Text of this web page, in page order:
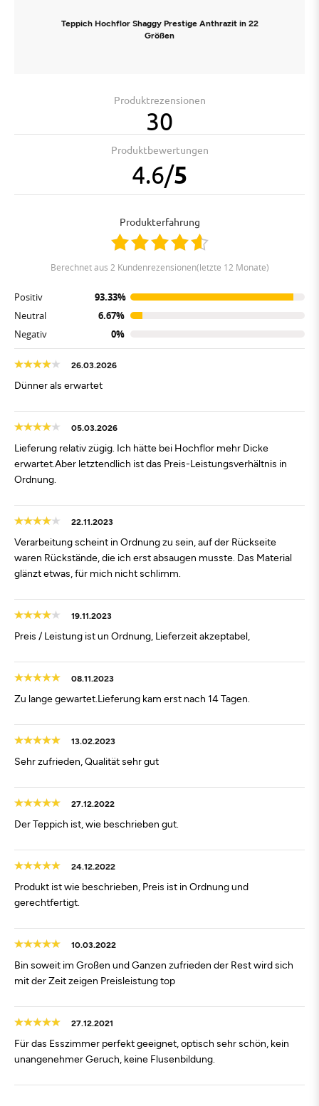
Teppich Hochflor Shaggy Prestige Anthrazit in 22
Größen
Produktrezensionen
30
Produktbewertungen
4.6/5
Produkterfahrung
berechnet aus 2 Kundenrezensionen(letzte 12 Monate)
Positiv
93.33%
Neutral
6.67%
Negativ
0%
26.03.2026
Dünner als erwartet
05.03.2026
Lieferung relativ zügig. Ich hätte bei Hochflor mehr Dicke
erwartet.Aber letztendlich ist das Preis-Leistungsverhältnis in
Ordnung.
22.11.2023
Verarbeitung scheint in Ordnung zu sein, auf der Rückseite
waren Rückstände, die ich erst absaugen musste. Das Material
glänzt etwas, für mich nicht schlimm.
19.11.2023
Preis / Leistung ist un Ordnung, Lieferzeit akzeptabel,
08.11.2023
Zu lange gewartet.Lieferung kam erst nach 14 Tagen.
13.02.2023
Sehr zufrieden, Qualität sehr gut
27.12.2022
Der Teppich ist, wie beschrieben gut.
24.12.2022
Produkt ist wie beschrieben, Preis ist in Ordnung und
gerechtfertigt.
10.03.2022
Bin soweit im Großen und Ganzen zufrieden der Rest wird sich
mit der Zeit zeigen Preisleistung top
27.12.2021
Für das Esszimmer perfekt geeignet, optisch sehr schön, kein
unangenehmer Geruch, keine Flusenbildung.